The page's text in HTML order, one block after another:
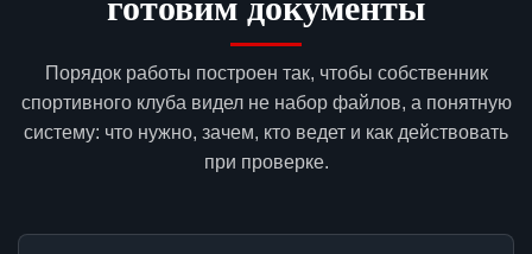
Порядок работы построен так, чтобы собственник
спортивного клуба видел не набор файлов, а понятную
систему: что нужно, зачем, кто ведет и как действовать
при проверке.